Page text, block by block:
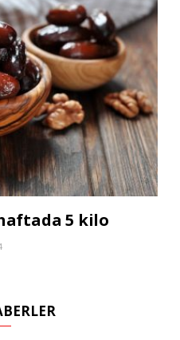
5 kilo